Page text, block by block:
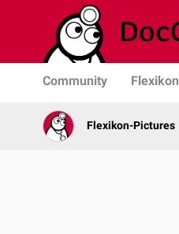
Community Flexikon
Flexikon-Pictures